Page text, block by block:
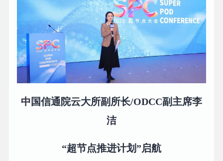
中国信通院云大所副所长/ODCC副主席李
洁
“超节点推进计划”启航